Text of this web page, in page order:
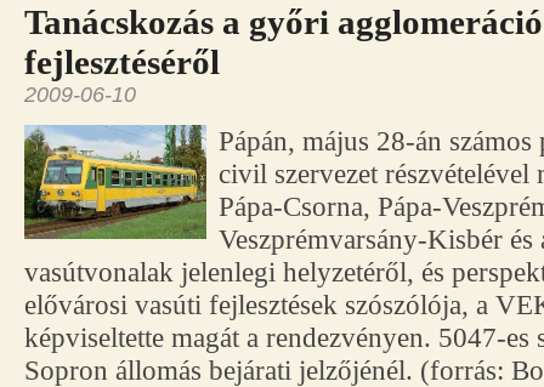
Tanácskozás a győri
fejlesztéséről
2009-06-10
Pápán, május 28-án
civil szervezet részvételével
Pápa-Csorna, Pápa-
Veszprémvarsány-Kisbér
vasútvonalak jelenlegi helyzetéről, és
elővárosi vasúti fejlesztések szószólója, a
képviseltette magát a rendezvényen. 5047-
Sopron állomás bejárati jelzőjénél. (forrás: